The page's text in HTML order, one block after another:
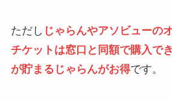
ただし じゃらんやアソビューの
チケットは窓口と同額で購入で
が貯まるじゃらんがお得です。